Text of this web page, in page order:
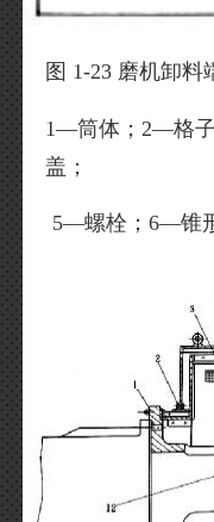
图 1-23 磨机卸料
1—筒体；2—格
盖；
5—螺栓；6—锥